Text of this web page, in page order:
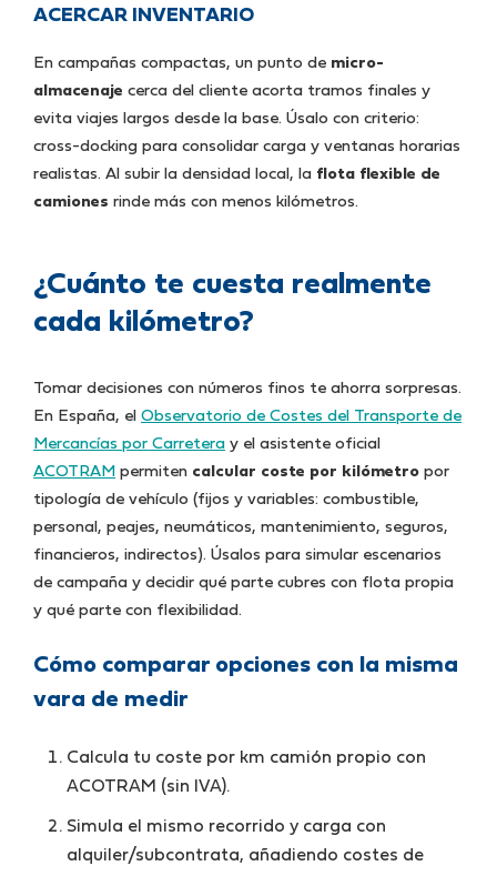
ACERCAR INVENTARIO
En campañas compactas, un punto de micro-
almacenaje cerca del cliente acorta tramos finales y
evita viajes largos desde la base. Úsalo con criterio:
cross-docking para consolidar carga y ventanas horarias
realistas. Al subir la densidad local, la flota flexible de
camiones rinde más con menos kilómetros.
¿Cuánto te cuesta realmente
cada kilómetro?
Tomar decisiones con números finos te ahorra sorpresas.
En España, el Observatorio de Costes del Transporte de
Mercancías por Carretera y el asistente oficial
ACOTRAM permiten calcular coste por kilómetro por
tipología de vehículo (fijos y variables: combustible,
personal, peajes, neumáticos, mantenimiento, seguros,
financieros, indirectos). Úsalos para simular escenarios
de campaña y decidir qué parte cubres con flota propia
y qué parte con flexibilidad.
Cómo comparar opciones con la misma
vara de medir
Calcula tu coste por km camión propio con
ACOTRAM (sin IVA).
Simula el mismo recorrido y carga con
alquiler/subcontrata, añadiendo costes de